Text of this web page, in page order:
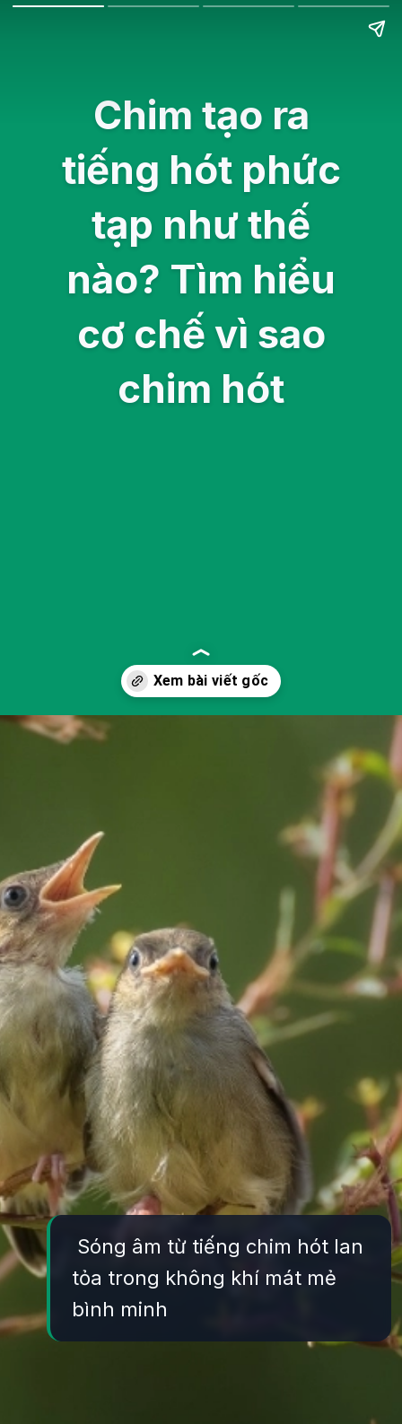
Chim tạo ra
tiếng hót phức
tạp như thế
nào? Tìm hiểu
cơ chế vì sao
chim hót
Đang mở
Sóng âm từ tiếng chim hót lan
tỏa trong không khí mát mẻ
bình minh